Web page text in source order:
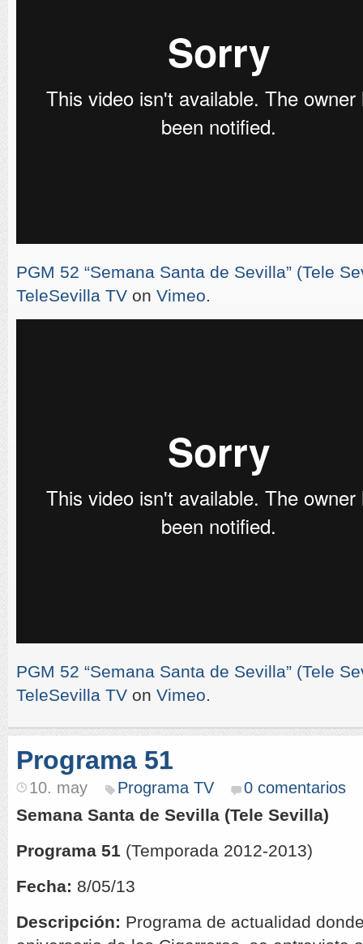
PGM 52 “Semana Santa de Sevilla” (Tele
TeleSevilla TV on Vimeo.
PGM 52 “Semana Santa de Sevilla” (Tele
TeleSevilla TV on Vimeo.
Programa 51
10. may Programa TV 0 comentarios
Semana Santa de Sevilla (Tele Sevilla)
Programa 51 (Temporada 2012-2013)
Fecha: 8/05/13
Descripción: Programa de actualidad